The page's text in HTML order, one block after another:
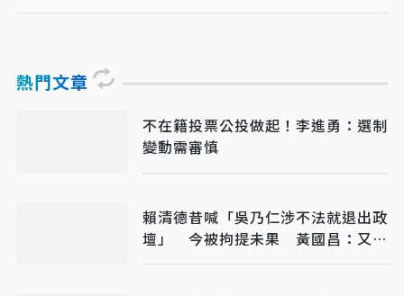
熱門文章
不在籍投票公投做起！李進勇：選制
變動需審慎
賴清德昔喊「吳乃仁涉不法就退出政
壇」 今被拘提未果 黃國昌：又跑
了